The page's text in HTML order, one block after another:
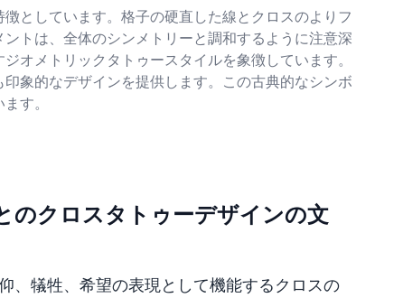
としています。格子の硬直した線とクロスのよりフ
トは、全体のシンメトリーと調和するように注意深
オメトリックタトゥースタイルを象徴しています。
象的なデザインを提供します。この古典的なシンボ
す。
のクロスタトゥーデザインの文
、犠牲、希望の表現として機能するクロスの